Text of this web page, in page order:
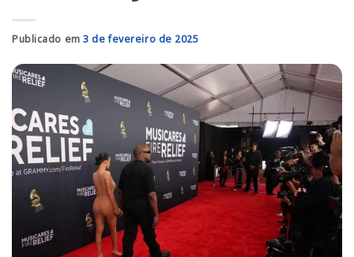
Publicado em3 de fevereiro de 2025